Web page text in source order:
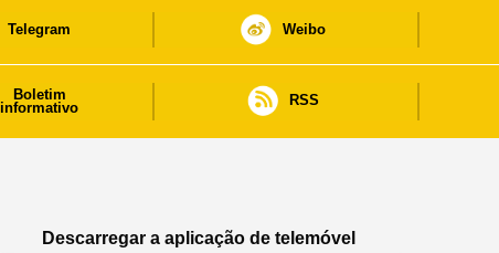
Telegram Weibo
Boletim
informativo
RSS
Descarregar a aplicação de telemóvel